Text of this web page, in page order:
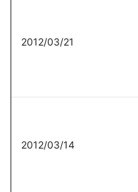
2012/03/21
2012/03/14